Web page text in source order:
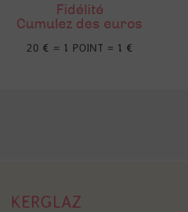
Fidélité
Cumulez des euros
20 € = 1 POINT = 1 €
KERGLAZ